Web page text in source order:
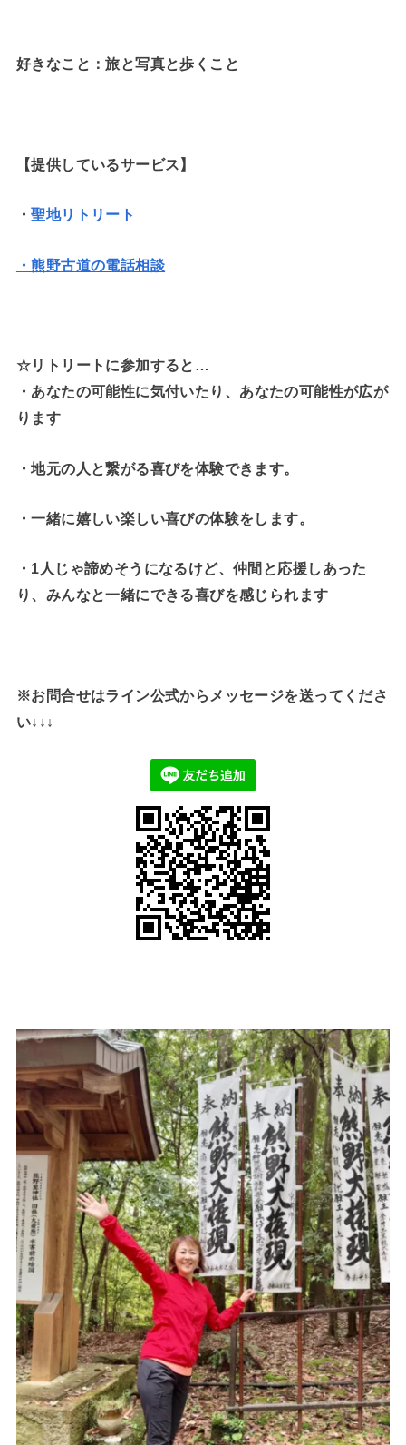
好きなこと：旅と写真と歩くこと
【提供しているサービス】
・聖地リトリート
・熊野古道の電話相談
☆リトリートに参加すると…
・ あなたの可能性に気付いたり、あなたの可能性が広が
ります
・地元の人と繋がる喜びを体験できます。
・一緒に嬉しい楽しい喜びの体験をします。
・1人じゃ諦めそうになるけど、仲間と応援しあった
り、みんなと一緒にできる喜びを感じられます
※お問合せはライン公式からメッセージを送ってくださ
い↓↓↓